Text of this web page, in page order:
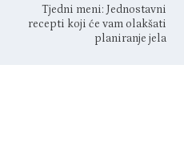
Tjedni meni: Jednostavni
recepti koji će vam olakšati
planiranje jela